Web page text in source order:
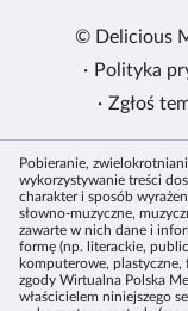
© Delicious
· Polityka
· Zgłoś
Pobieranie,
wykorzystywanie treści
charakter i sposób
słowno-muzyczne,
zawarte w nich dane i
formę (np. literackie,
komputerowe, plastyczne,
zgody Wirtualna Polska
właścicielem niniejszego